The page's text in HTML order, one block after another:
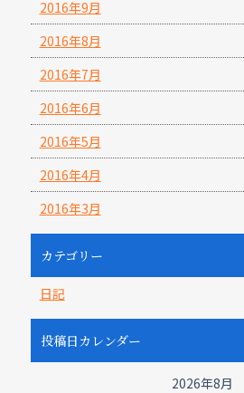
2016年9月
2016年8月
2016年7月
2016年6月
2016年5月
2016年4月
2016年3月
カテゴリー
日記
投稿日カレンダー
2026年8月